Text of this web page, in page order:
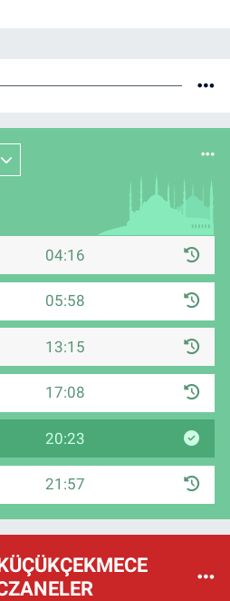
04:16
05:58
13:15
17:08
20:23
21:57